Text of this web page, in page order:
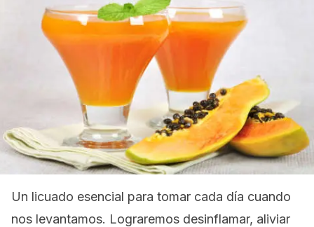
Un licuado esencial para tomar cada día cuando
nos levantamos. Lograremos desinflamar, aliviar